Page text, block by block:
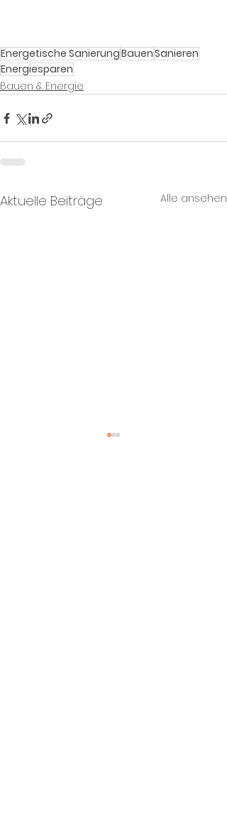
Energetische SanierungBauenSanieren
Energiesparen
Bauen & Energie
Aktuelle Beiträge Alle ansehen